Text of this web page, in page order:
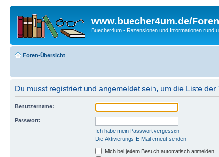
www.buecher4um.de/Foren
Buecher4um - Rezensionen und Informationen rund
Foren-Übersicht
Du musst registriert und angemeldet sein, um die Liste
Benutzername:
Passwort:
Ich habe mein Passwort vergessen
Die Aktivierungs-E-Mail erneut senden
Mich bei jedem Besuch automatisch anmelden